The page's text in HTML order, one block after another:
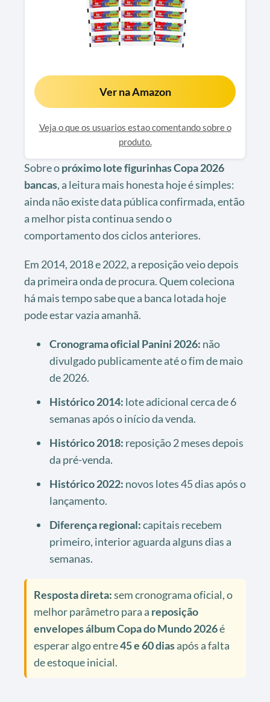
Ver na Amazon
Veja o que os usuarios estao comentando sobre o
produto.
Sobre opróximo lote figurinhas Copa 2026
bancas, a leitura mais honesta hoje é simples:
ainda não existe data pública confirmada, então
a melhor pista continua sendo o
comportamento dos ciclos anteriores.
Em 2014, 2018 e 2022, a reposição veio depois
da primeira onda de procura. Quem coleciona
há mais tempo sabe que a banca lotada hoje
pode estar vazia amanhã.
Cronograma oficial Panini 2026: não
divulgado publicamente até o fim de maio
de 2026.
Histórico 2014: lote adicional cerca de 6
semanas após o início da venda.
Histórico 2018: reposição 2 meses depois
da pré-venda.
Histórico 2022: novos lotes 45 dias após o
lançamento.
Diferença regional:capitais recebem
primeiro, interior aguarda alguns dias a
semanas.
Resposta direta:sem cronograma oficial, o
melhor parâmetro para a reposição
envelopes álbum Copa do Mundo 2026é
esperar algo entre45 e 60 diasapós a falta
de estoque inicial.